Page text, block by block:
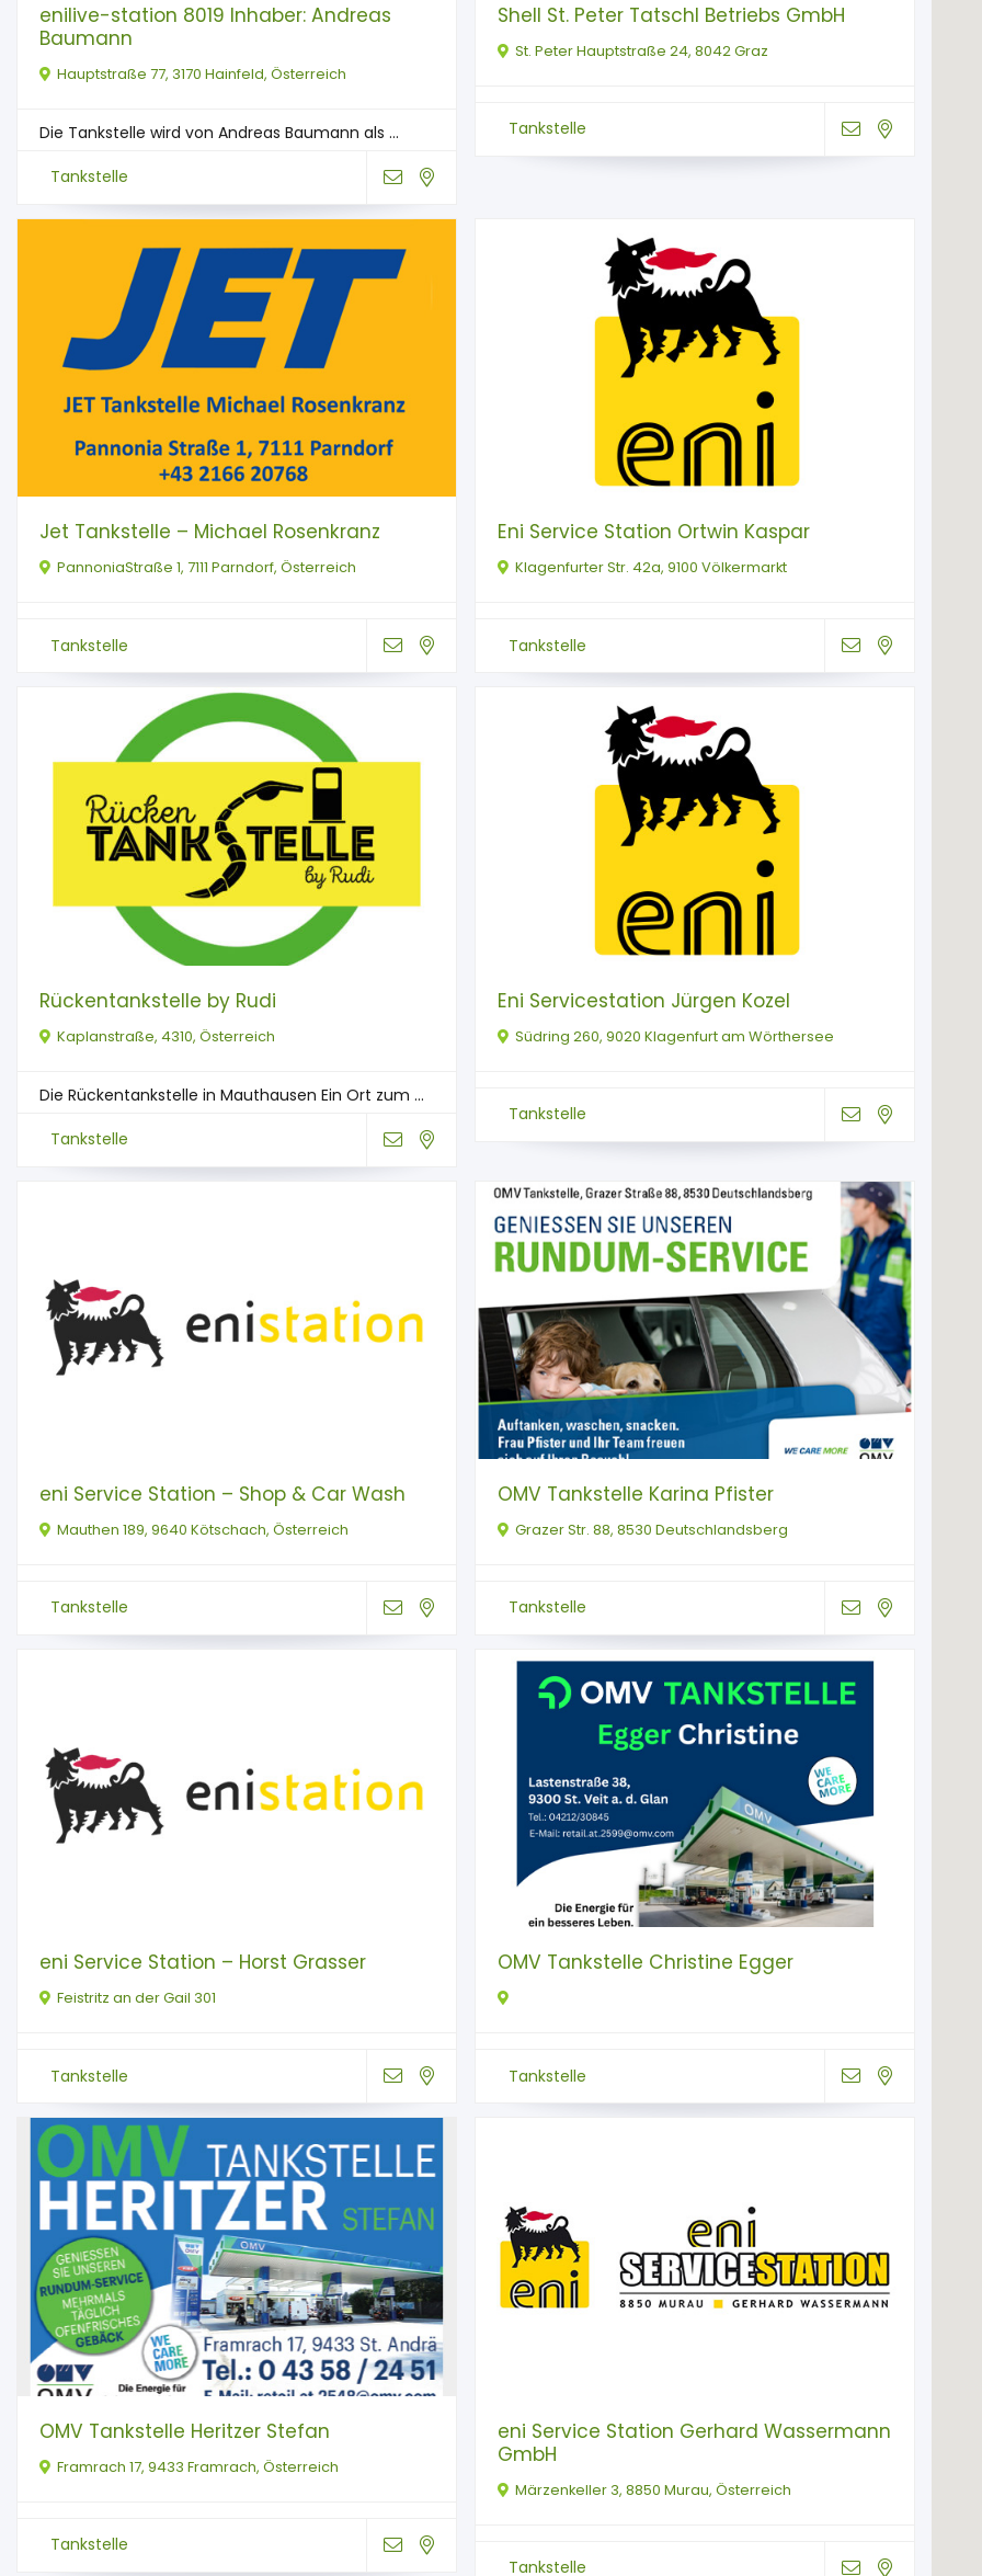
enilive-station 8019 Inhaber: Andreas
Baumann
Hauptstraße 77, 3170 Hainfeld, Österreich
Die Tankstelle wird von Andreas Baumann als ...
Tankstelle
Shell St. Peter Tatschl Betriebs GmbH
St. Peter Hauptstraße 24, 8042 Graz
Tankstelle
Jet Tankstelle – Michael Rosenkranz
PannoniaStraße 1, 7111 Parndorf, Österreich
Tankstelle
Eni Service Station Ortwin Kaspar
Klagenfurter Str. 42a, 9100 Völkermarkt
Tankstelle
Rückentankstelle by Rudi
Kaplanstraße, 4310, Österreich
Die Rückentankstelle in Mauthausen Ein Ort zum ...
Tankstelle
Eni Servicestation Jürgen Kozel
Südring 260, 9020 Klagenfurt am Wörthersee
Tankstelle
eni Service Station – Shop & Car Wash
Mauthen 189, 9640 Kötschach, Österreich
Tankstelle
OMV Tankstelle Karina Pfister
Grazer Str. 88, 8530 Deutschlandsberg
Tankstelle
eni Service Station – Horst Grasser
Feistritz an der Gail 301
Tankstelle
OMV Tankstelle Christine Egger
Tankstelle
OMV Tankstelle Heritzer Stefan
Framrach 17, 9433 Framrach, Österreich
Tankstelle
eni Service Station Gerhard Wassermann
GmbH
Märzenkeller 3, 8850 Murau, Österreich
Tankstelle